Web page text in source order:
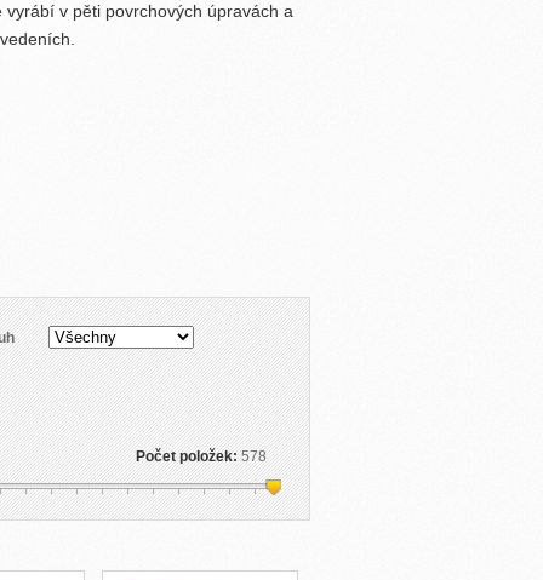
vyrábí v pěti povrchových úpravách a
Počet položek:578